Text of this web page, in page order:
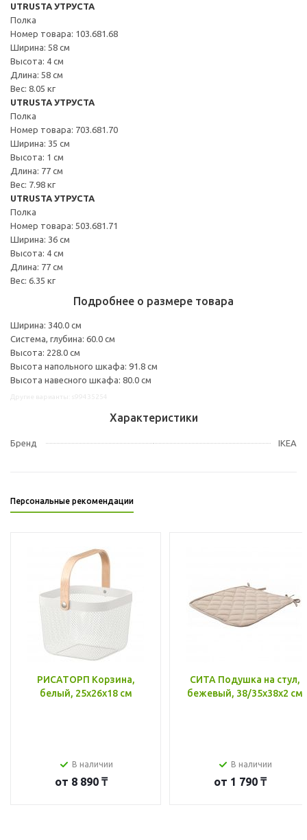
UTRUSTA УТРУСТА
Полка
Номер товара: 103.681.68
Ширина: 58 см
Высота: 4 см
Длина: 58 см
Вес: 8.05 кг
UTRUSTA УТРУСТА
Полка
Номер товара: 703.681.70
Ширина: 35 см
Высота: 1 см
Длина: 77 см
Вес: 7.98 кг
UTRUSTA УТРУСТА
Полка
Номер товара: 503.681.71
Ширина: 36 см
Высота: 4 см
Длина: 77 см
Вес: 6.35 кг
Подробнее о размере товара
Ширина: 340.0 см
Система, глубина: 60.0 см
Высота: 228.0 см
Высота напольного шкафа: 91.8 см
Высота навесного шкафа: 80.0 см
Характеристики
Бренд IKEA
Персональные рекомендации
РИСАТОРП Корзина,
белый, 25x26x18 см
В наличии
от 8 890 ₸
СИТА Подушка на стул,
бежевый, 38/35x38x2 см
В наличии
от 1 790 ₸